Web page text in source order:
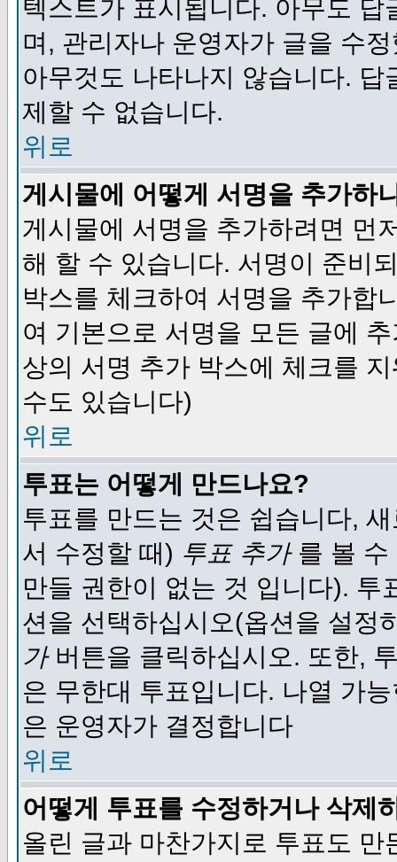
텍스트가 표시됩니다. 아무도
며, 관리자나 운영자가 글을 수
아무것도 나타나지 않습니다.
제할 수 없습니다.
위로
게시물에 어떻게 서명을 추가하
게시물에 서명을 추가하려면 먼
해 할 수 있습니다. 서명이 준비
박스를 체크하여 서명을 추가합
여 기본으로 서명을 모든 글에
상의 서명 추가 박스에 체크를
수도 있습니다)
위로
투표는 어떻게 만드나요?
투표를 만드는 것은 쉽습니다,
서 수정할 때) 투표 추가를 볼 수
만들 권한이 없는 것 입니다).
션을 선택하십시오(옵션을 설정
가버튼을 클릭하십시오. 또한,
은 무한대 투표입니다. 나열 가
은 운영자가 결정합니다
위로
어떻게 투표를 수정하거나 삭제
올린 글과 마찬가지로 투표도